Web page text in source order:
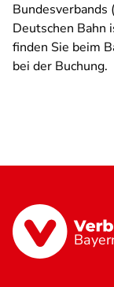
Bundesverbands
Deutschen Bahn
finden Sie beim
bei der Buchung.